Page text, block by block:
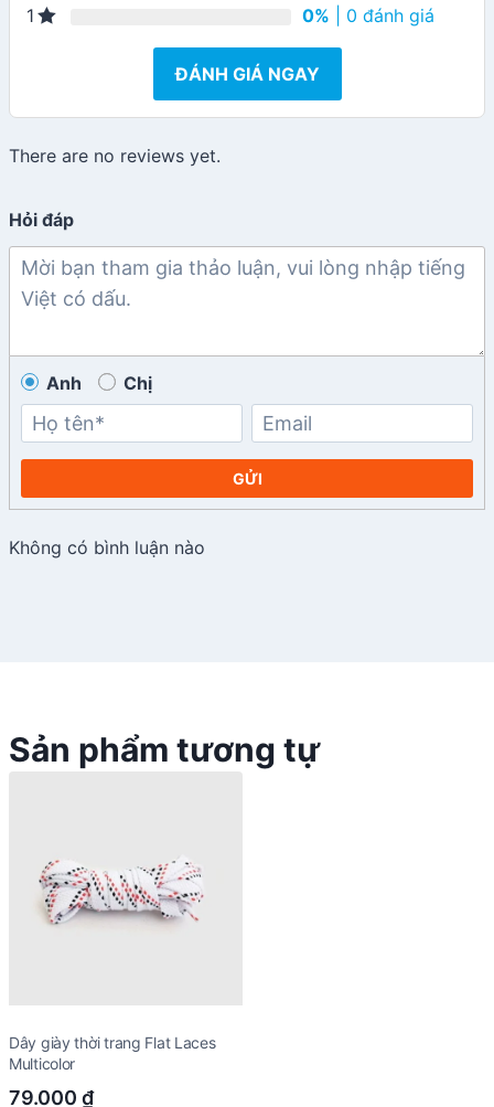
1
0% | 0 đánh giá
ĐÁNH GIÁ NGAY
There are no reviews yet.
Hỏi đáp
Anh Chị
GỬI
Không có bình luận nào
Sản phẩm tương tự
Dây giày thời trang Flat Laces
Multicolor
79.000 ₫